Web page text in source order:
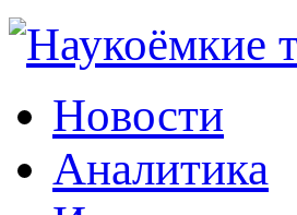
Наукоёмкие технологии:
Новости
Аналитика